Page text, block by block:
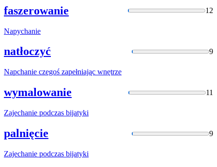
faszerowanie 12
Napychanie
natłoczyć 9
Napchanie czegoś zapełniając wnętrze
wymalowanie 11
Zajechanie podczas bijatyki
palnięcie 9
Zajechanie podczas bijatyki